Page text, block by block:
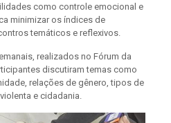
como controle emocional e
minimizar os índices de
temáticos e reflexivos.
realizados no Fórum da
discutiram temas como
relações de gênero, tipos de
e cidadania.